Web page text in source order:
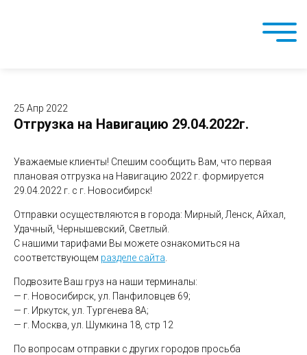
25 Апр 2022
Отгрузка на Навигацию 29.04.2022г.
Уважаемые клиенты! Спешим сообщить Вам, что первая
плановая отгрузка на Навигацию 2022 г. формируется
29.04.2022 г. с г. Новосибирск!
Отправки осуществляются в города: Мирный, Ленск, Айхал,
Удачный, Чернышевский, Светлый.
С нашими тарифами Вы можете ознакомиться на
соответствующем разделе сайта
Подвозите Ваш груз на наши терминалы:
— г. Новосибирск, ул. Панфиловцев 69;
— г. Иркутск, ул. Тургенева 8А;
— г. Москва, ул. Шумкина 18, стр 12
По вопросам отправки с других городов просьба